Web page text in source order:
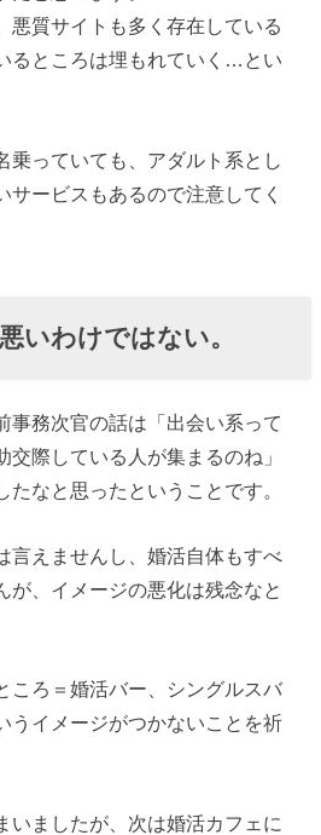
悪質サイトも多く存在している
るところは埋もれていく…とい
乗っていても、アダルト系とし
サービスもあるので注意してく
いわけではない。
事務次官の話は「出会い系って
際している人が集まるのね」
たなと思ったということです。
言えませんし、婚活自体もすべ
が、イメージの悪化は残念なと
ころ＝婚活バー、シングルスバ
うイメージがつかないことを祈
いましたが、次は婚活カフェに